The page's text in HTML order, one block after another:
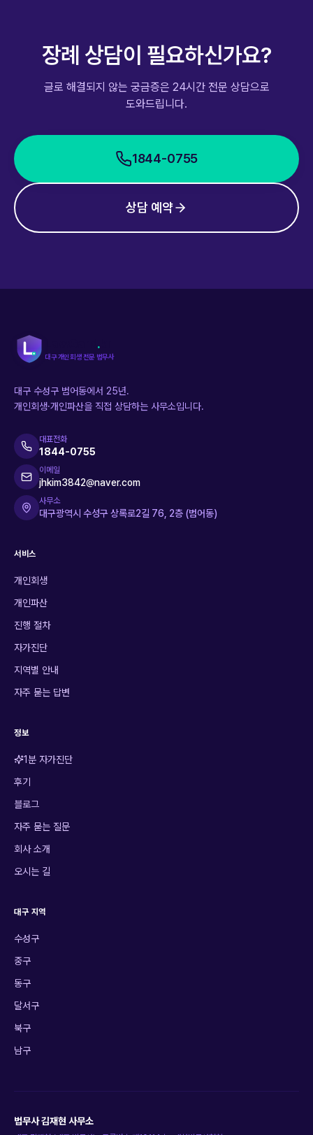
장례 상담이 필요하신가요?
글로 해결되지 않는 궁금증은 24시간 전문 상담으로
도와드립니다.
1844-0755
상담 예약
.
대구 개인회생 전문 법무사
대구 수성구 범어동에서 25년.
개인회생·개인파산을 직접 상담하는 사무소입니다.
대표전화
1844-0755
이메일
jhkim3842@naver.com
사무소
대구광역시 수성구 상록로2길 76, 2층 (범어동)
서비스
개인회생
개인파산
진행 절차
자가진단
지역별 안내
자주 묻는 답변
정보
1분 자가진단
후기
블로그
자주 묻는 질문
회사 소개
오시는 길
대구 지역
수성구
중구
동구
달서구
북구
남구
법무사 김재현 사무소